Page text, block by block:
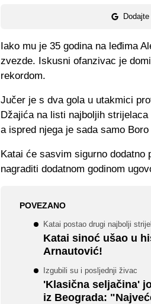
Iako mu je 35 godina na leđima
zvezde. Iskusni ofanzivac je
rekordom.
Jučer je s dva gola u utakmici
Džajića na listi najboljih
a ispred njega je sada samo
Katai će sasvim sigurno
nagraditi dodatnom godinom
POVEZANO
Katai postao drugi najbolji
Katai sinoć ušao u
Arnautović!
Izgubili su i posljednji živac
'Klasična seljačina'
iz Beograda: